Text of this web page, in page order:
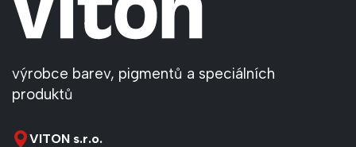
výrobce barev, pigmentů a speciálních
produktů
VITON s.r.o.